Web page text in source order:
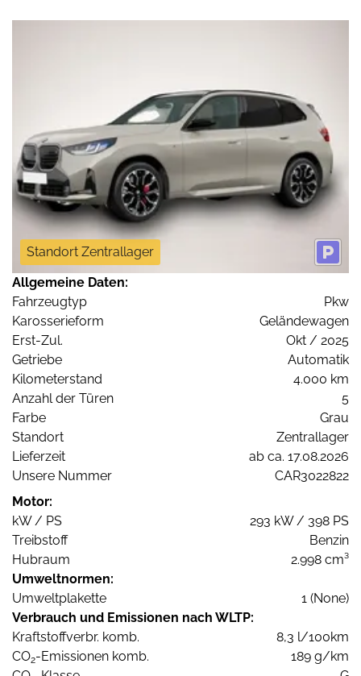
Standort Zentrallager
Allgemeine Daten:
Fahrzeugtyp
Pkw
Karosserieform
Geländewagen
Erst-Zul.
Okt / 2025
Getriebe
Automatik
Kilometerstand
4.000 km
Anzahl der Türen
5
Farbe
Grau
Standort
Zentrallager
Lieferzeit
ab ca. 17.08.2026
Unsere Nummer
CAR3022822
Motor:
kW / PS
293 kW / 398 PS
Treibstoff
Benzin
Hubraum
2.998 cm³
Umweltnormen:
Umweltplakette
1 (None)
Verbrauch und Emissionen nach WLTP:
Kraftstoffverbr. komb.
8,3 l/100km
CO2-Emissionen komb.
189 g/km